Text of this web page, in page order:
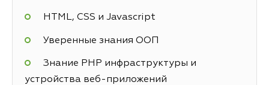
HTML, CSS и Javascript
Уверенные знания ООП
Знание PHP инфраструктуры и
устройства веб-приложений